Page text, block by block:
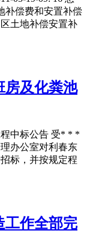
补偿费和安置补偿
土地补偿安置补
房及化粪池
中标公告 受* * *
办公室对利春东
标，并按规定程
工作全部完